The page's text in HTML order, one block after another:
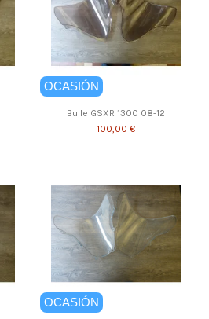
OCASIÓN
Bulle GSXR 1300 08-12
100,00 €
OCASIÓN